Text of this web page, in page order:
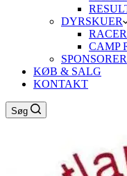
DYRSKUER
CAMP
SPONSORER
KØB & SALG
KONTAKT
Søg